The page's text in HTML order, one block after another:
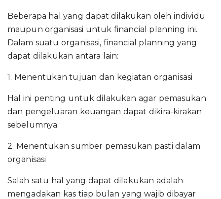
Beberapa hal yang dapat dilakukan oleh individu
maupun organisasi untuk financial planning ini.
Dalam suatu organisasi, financial planning yang
dapat dilakukan antara lain:
1. Menentukan tujuan dan kegiatan organisasi
Hal ini penting untuk dilakukan agar pemasukan
dan pengeluaran keuangan dapat dikira-kirakan
sebelumnya.
2. Menentukan sumber pemasukan pasti dalam
organisasi
Salah satu hal yang dapat dilakukan adalah
mengadakan kas tiap bulan yang wajib dibayar